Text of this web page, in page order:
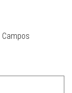
Campos